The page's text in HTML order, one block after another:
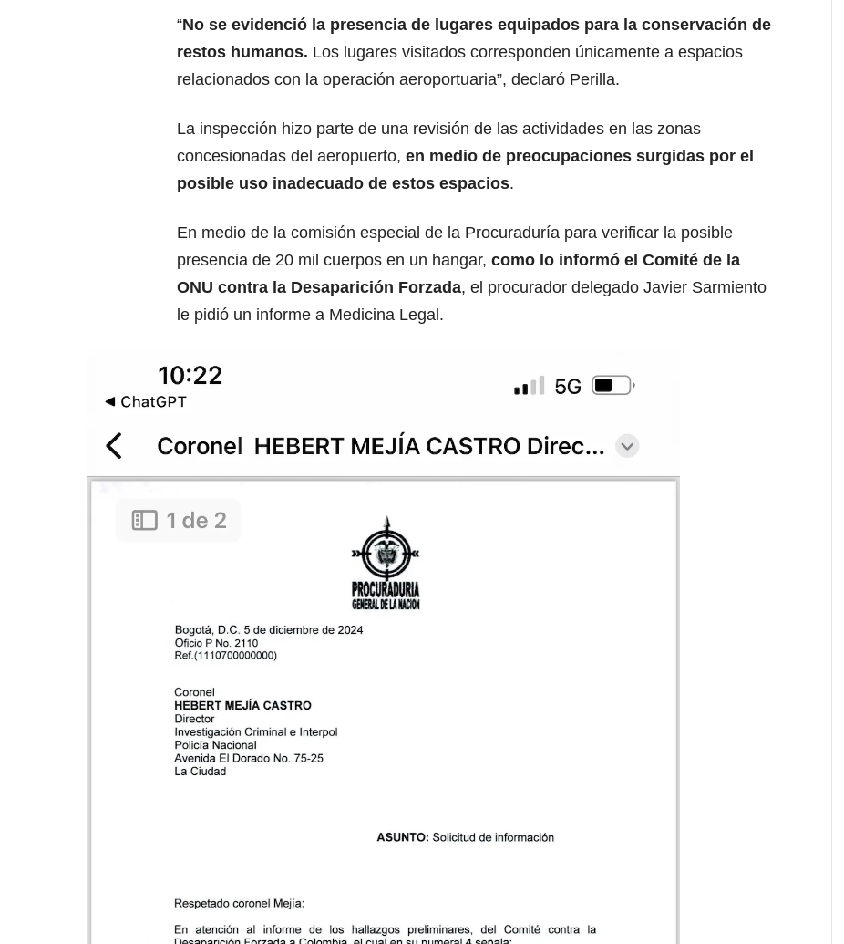
“No se evidenció la presencia de lugares equipados para la conservación de
restos humanos. Los lugares visitados corresponden únicamente a espacios
relacionados con la operación aeroportuaria”, declaró Perilla.
La inspección hizo parte de una revisión de las actividades en las zonas
concesionadas del aeropuerto, en medio de preocupaciones surgidas por el
posible uso inadecuado de estos espacios.
En medio de la comisión especial de la Procuraduría para verificar la posible
presencia de 20 mil cuerpos en un hangar, como lo informó el Comité de la
ONU contra la Desaparición Forzada, el procurador delegado Javier Sarmiento
le pidió un informe a Medicina Legal.